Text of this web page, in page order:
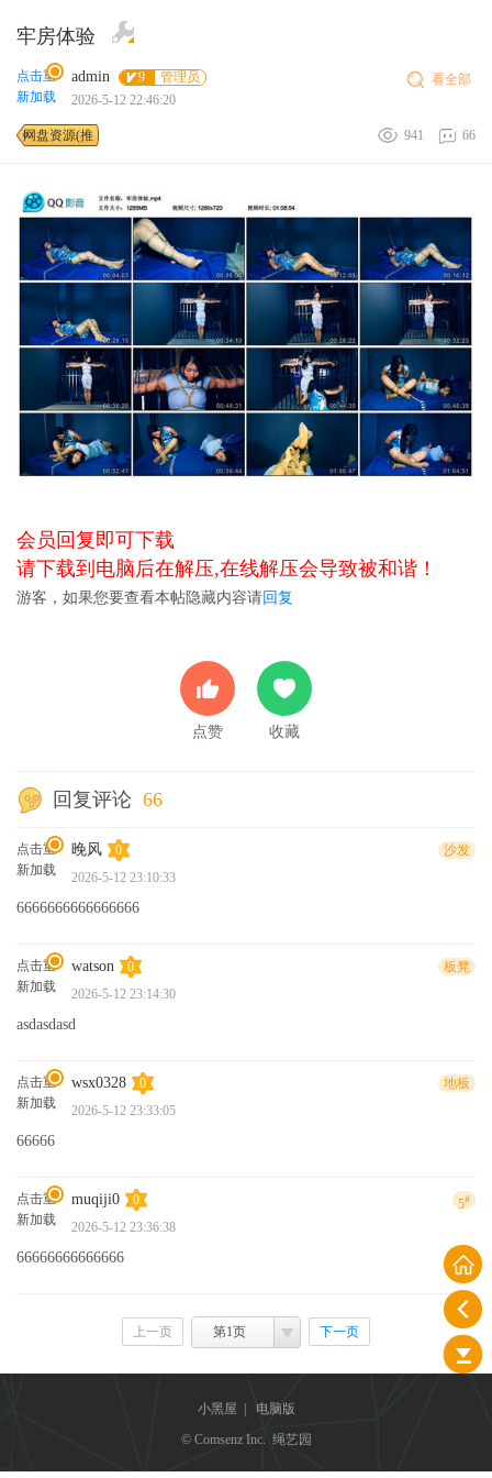
牢房体验
点击重
新加载
admin 9
管理员
2026-5-12 22:46:20
看全部
网盘资源(推
941 66
会员回复即可下载
请下载到电脑后在解压,在线解压会导致被和谐！
游客，如果您要查看本帖隐藏内容请 回复
点赞 收藏
回复评论 66
点击重
新加载
晚风 0
沙发
2026-5-12 23:10:33
6666666666666666
点击重
新加载
watson 0
板凳
2026-5-12 23:14:30
asdasdasd
点击重
新加载
wsx0328 0
地板
2026-5-12 23:33:05
66666
点击重
新加载
muqiji0 0 5#
2026-5-12 23:36:38
66666666666666
上一页 第1页 下一页
小黑屋 |
电脑版
© Comsenz Inc. 绳艺园